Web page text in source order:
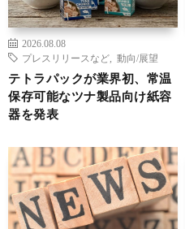
2026.08.08
プレスリリースなど
動向/展望
テトラパックが業界初、常温
保存可能なツナ製品向け紙容
器を発表